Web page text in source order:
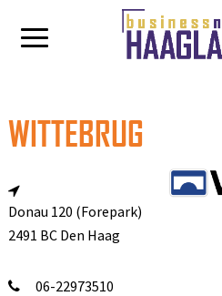
WITTEBRUG
Donau 120 (Forepark)
2491 BC Den Haag
06-22973510